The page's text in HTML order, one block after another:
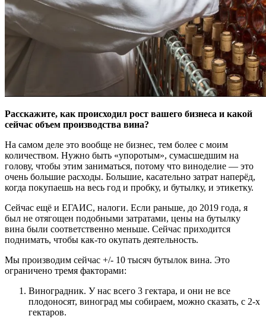
Расскажите, как происходил рост вашего бизнеса и какой
сейчас объем производства вина?
На самом деле это вообще не бизнес, тем более с моим
количеством. Нужно быть «упоротым», сумасшедшим на
голову, чтобы этим заниматься, потому что виноделие — это
очень большие расходы. Большие, касательно затрат наперёд,
когда покупаешь на весь год и пробку, и бутылку, и этикетку.
Сейчас ещё и ЕГАИС, налоги. Если раньше, до 2019 года, я
был не отягощен подобными затратами, цены на бутылку
вина были соответственно меньше. Сейчас приходится
поднимать, чтобы как-то окупать деятельность.
Мы производим сейчас +/- 10 тысяч бутылок вина. Это
ограничено тремя факторами:
Виноградник. У нас всего 3 гектара, и они не все
плодоносят, виноград мы собираем, можно сказать, с 2-х
гектаров.